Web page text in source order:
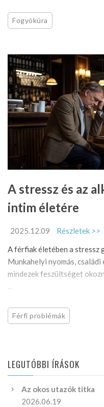
Fogyókúra
A stressz és az
intim életére
2025.12.09
Részletek >>
A férfiak életében a stressz
Munkahelyi nyomás,
mindezek feszültséget
...
Férfi problémák
LEGUTÓBBI ÍRÁSOK
Az okos utazók titka
2026.06.19